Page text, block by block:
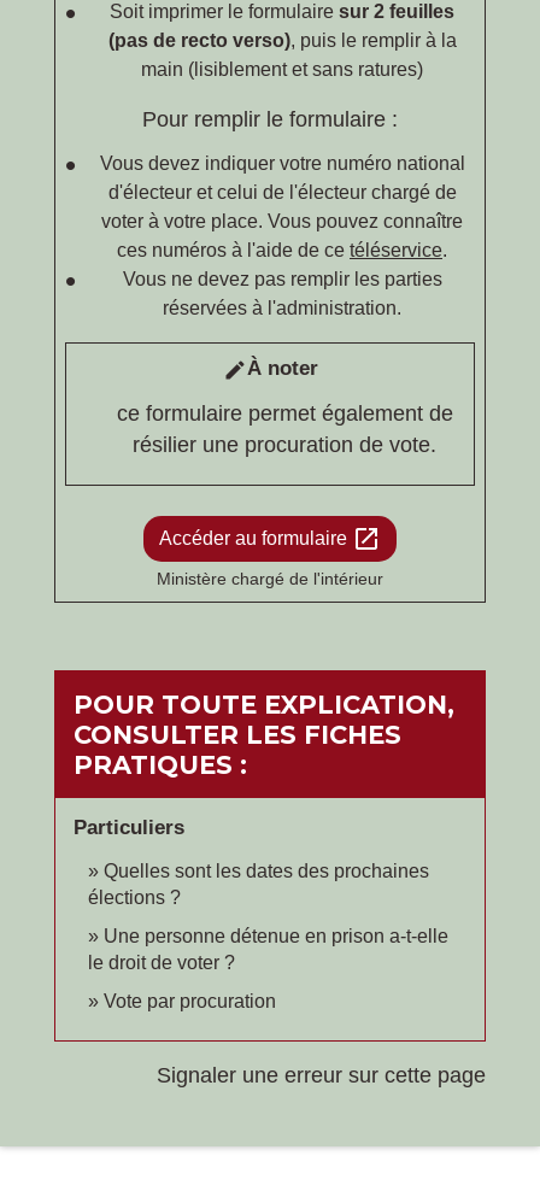
Soit imprimer le formulaire sur 2 feuilles
(pas de recto verso), puis le remplir à la
main (lisiblement et sans ratures)
Pour remplir le formulaire :
Vous devez indiquer votre numéro national
d'électeur et celui de l'électeur chargé de
voter à votre place. Vous pouvez connaître
ces numéros à l'aide de ce téléservice.
Vous ne devez pas remplir les parties
réservées à l'administration.
editÀ noter
ce formulaire permet également de
résilier une procuration de vote.
Accéder au formulaire open_in_new
Ministère chargé de l'intérieur
POUR TOUTE EXPLICATION,
CONSULTER LES FICHES
PRATIQUES :
Particuliers
Quelles sont les dates des prochaines
élections ?
Une personne détenue en prison a-t-elle
le droit de voter ?
Vote par procuration
Signaler une erreur sur cette page